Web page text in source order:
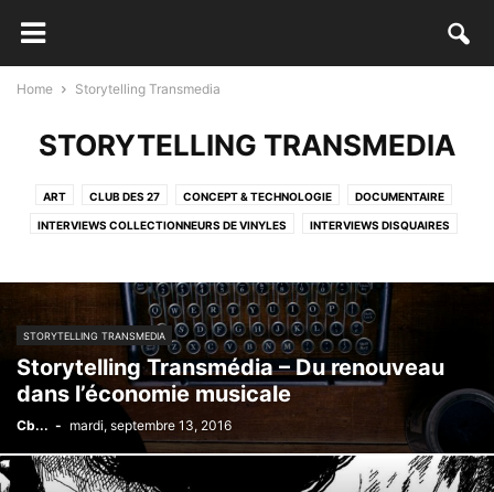
Home Storytelling Transmedia
STORYTELLING TRANSMEDIA
ART CLUB DES 27 CONCEPT & TECHNOLOGIE DOCUMENTAIRE
INTERVIEWS COLLECTIONNEURS DE VINYLES INTERVIEWS DISQUAIRES
STORYTELLING TRANSMEDIA THURSDAY'S DISCOVERIES
VINYL RECORD ART
STORYTELLING TRANSMEDIA
Storytelling Transmédia – Du renouveau
dans l’économie musicale
Cb... - mardi, septembre 13, 2016